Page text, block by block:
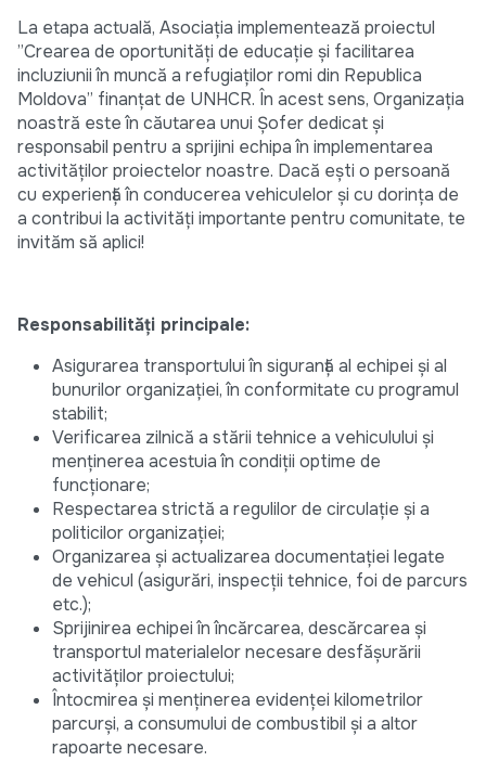
La etapa actuală, Asociația implementează proiectul
”Crearea de oportunități de educație și facilitarea
incluziunii în muncă a refugiaților romi din Republica
Moldova” finanțat de UNHCR. În acest sens, Organizația
noastră este în căutarea unui Șofer dedicat și
responsabil pentru a sprijini echipa în implementarea
activităților proiectelor noastre. Dacă ești o persoană
cu experiență în conducerea vehiculelor și cu dorința de
a contribui la activități importante pentru comunitate, te
invităm să aplici!
Responsabilități principale:
Asigurarea transportului în siguranță al echipei și al
bunurilor organizației, în conformitate cu programul
stabilit;
Verificarea zilnică a stării tehnice a vehiculului și
menținerea acestuia în condiții optime de
funcționare;
Respectarea strictă a regulilor de circulație și a
politicilor organizației;
Organizarea și actualizarea documentației legate
de vehicul (asigurări, inspecții tehnice, foi de parcurs
etc.);
Sprijinirea echipei în încărcarea, descărcarea și
transportul materialelor necesare desfășurării
activităților proiectului;
Întocmirea și menținerea evidenței kilometrilor
parcurși, a consumului de combustibil și a altor
rapoarte necesare.